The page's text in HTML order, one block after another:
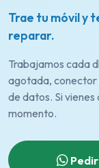
Trae tu móvil y
reparar.
Trabajamos cada
agotada, conector
de datos. Si vienes
momento.